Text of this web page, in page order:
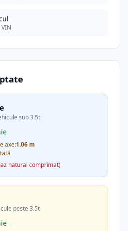
sub 3.5t
axe:1.06 m
natural comprimat)
peste 3.5t